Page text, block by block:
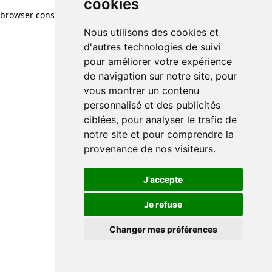
cookies
Nous utilisons des cookies et
d'autres technologies de suivi
pour améliorer votre expérience
de navigation sur notre site, pour
vous montrer un contenu
personnalisé et des publicités
ciblées, pour analyser le trafic de
notre site et pour comprendre la
provenance de nos visiteurs.
J'accepte
Je refuse
Changer mes préférences
browser console for more information)